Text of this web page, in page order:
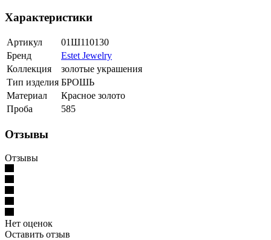
Характеристики
Артикул
01Ш110130
Бренд
Estet Jewelry
Коллекция
золотые украшения
Тип изделия БРОШЬ
Материал
Красное золото
Проба
585
Отзывы
Отзывы
Нет оценок
Оставить отзыв